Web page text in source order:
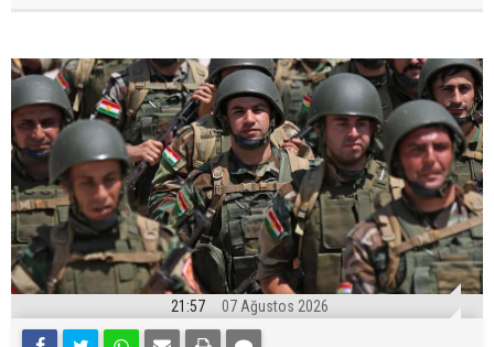
21:57 07 Ağustos 2026